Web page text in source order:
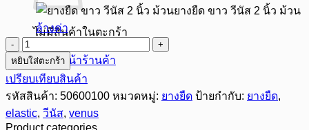
ไม่มีสินค้าในตะกร้า
กลับสู่หน้าร้านค้า
ยางยืด ขาว วีนัส 2 นิ้ว ม้วน
ล้างค่า
จำนวน
ยาง
ยืด
สี
ขาว
หยิบใส่ตะกร้า
เปรียบเทียบสินค้า
รหัสสินค้า: 50600100 หมวดหมู่: ยางยืด ป้ายกำกับ: ยางยืด,
elastic, วีนัส, venus
Product categories